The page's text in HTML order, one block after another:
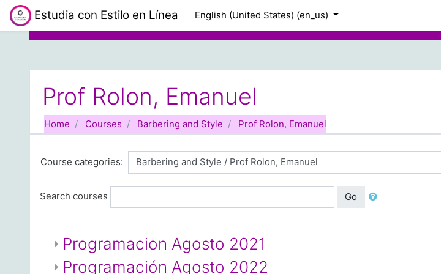
Skip to main content
Estudia con Estilo en Línea English (United States) ‎(en_us)‎
Prof Rolon, Emanuel
Home Courses Barbering and Style Prof Rolon, Emanuel
Course categories:
Search courses Go
Programacion Agosto 2021
Programación Agosto 2022